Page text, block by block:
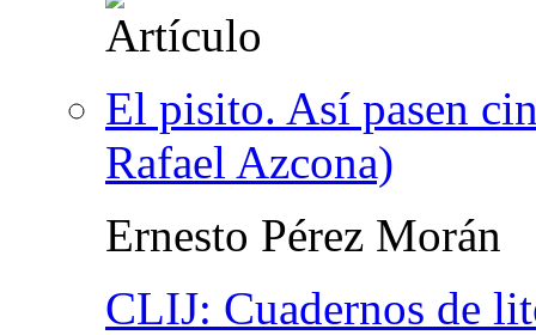
El pisito. Así pasen
Rafael Azcona)
Ernesto Pérez Morán
CLIJ: Cuadernos de